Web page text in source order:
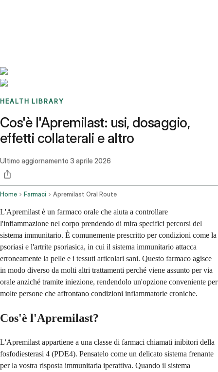
HEALTH LIBRARY
Cos'è l'Apremilast: usi, dosaggio,
effetti collaterali e altro
Ultimo aggiornamento 3 aprile 2026
Home Farmaci Apremilast Oral Route
L'Apremilast è un farmaco orale che aiuta a controllare
l'infiammazione nel corpo prendendo di mira specifici percorsi del
sistema immunitario. È comunemente prescritto per condizioni come la
psoriasi e l'artrite psoriasica, in cui il sistema immunitario attacca
erroneamente la pelle e i tessuti articolari sani. Questo farmaco agisce
in modo diverso da molti altri trattamenti perché viene assunto per via
orale anziché tramite iniezione, rendendolo un'opzione conveniente per
molte persone che affrontano condizioni infiammatorie croniche.
Cos'è l'Apremilast?
L'Apremilast appartiene a una classe di farmaci chiamati inibitori della
fosfodiesterasi 4 (PDE4). Pensatelo come un delicato sistema frenante
per la vostra risposta immunitaria iperattiva. Quando il sistema